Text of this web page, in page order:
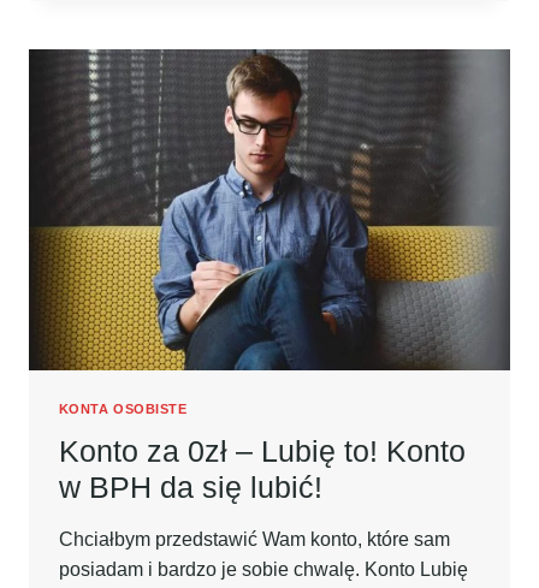
PREMIA
100ZŁ
–
PROGRAM
POLECEŃ
INTELIGO
KONTA OSOBISTE
Konto za 0zł – Lubię to! Konto
w BPH da się lubić!
Chciałbym przedstawić Wam konto, które sam
posiadam i bardzo je sobie chwalę. Konto Lubię